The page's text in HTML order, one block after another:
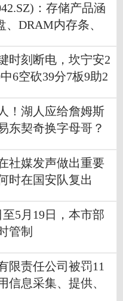
调研|讯息
：存储产品涵
、DRAM内存条、
时刻断电，坎宁安2
6空砍39分7板9助2
！湖人应给詹姆斯
东契奇换字母哥？
社媒发声做出重要
时在国安队复出
5月19日，本市部
管制
限责任公司被罚11
信息采集、提供、